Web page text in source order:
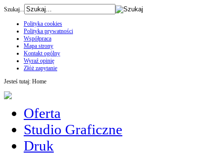
Szukaj...
Polityka cookies
Polityka prywatności
Współpraca
Mapa strony
Kontakt ogólny
Wyraź opinię
Złóż zapytanie
Jesteś tutaj: Home
Oferta
Studio Graficzne
Druk